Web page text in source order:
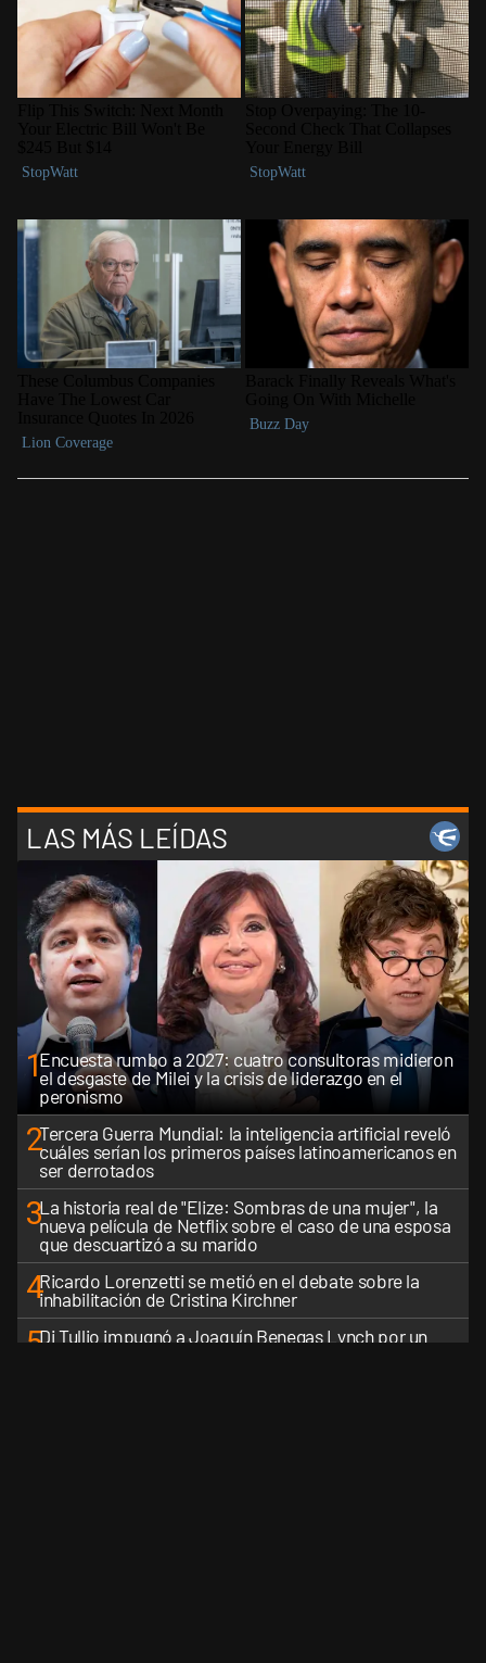
LAS MÁS LEÍDAS
1Encuesta rumbo a 2027: cuatro consultoras midieron
el desgaste de Milei y la crisis de liderazgo en el
peronismo
2Tercera Guerra Mundial: la inteligencia artificial reveló
cuáles serían los primeros países latinoamericanos en
ser derrotados
3La historia real de "Elize: Sombras de una mujer", la
nueva película de Netflix sobre el caso de una esposa
que descuartizó a su marido
4Ricardo Lorenzetti se metió en el debate sobre la
inhabilitación de Cristina Kirchner
5Di Tullio impugnó a Joaquín Benegas Lynch por un